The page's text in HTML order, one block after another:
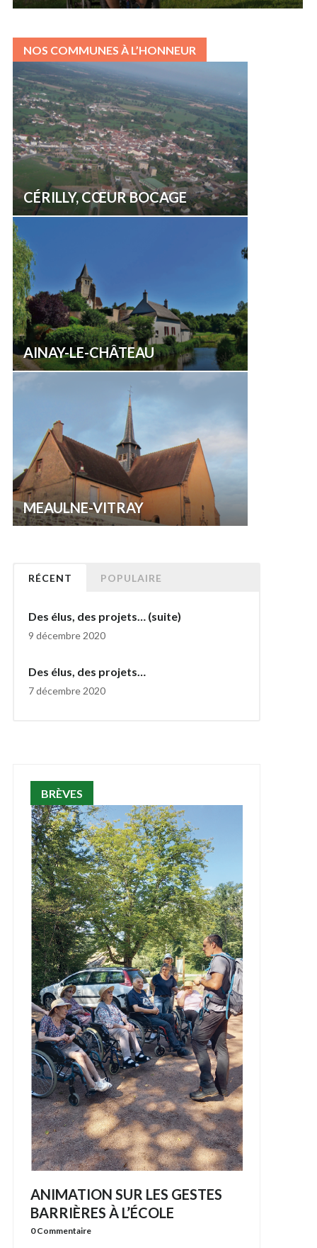
NOS COMMUNES À L’HONNEUR
CÉRILLY, CŒUR BOCAGE
AINAY-LE-CHÂTEAU
MEAULNE-VITRAY
RÉCENT POPULAIRE
Des élus, des projets… (suite)
9 décembre 2020
Des élus, des projets…
7 décembre 2020
BRÈVES
ANIMATION SUR LES GESTES
BARRIÈRES À L’ÉCOLE
0 Commentaire